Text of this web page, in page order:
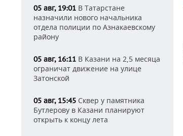
05 авг, 19:01 В Татарстане
назначили нового начальника
отдела полиции по Азнакаевскому
району
05 авг, 16:11 В Казани на 2,5 месяца
ограничат движение на улице
Затонской
05 авг, 15:45 Сквер у памятника
Бутлерову в Казани планируют
открыть к концу лета